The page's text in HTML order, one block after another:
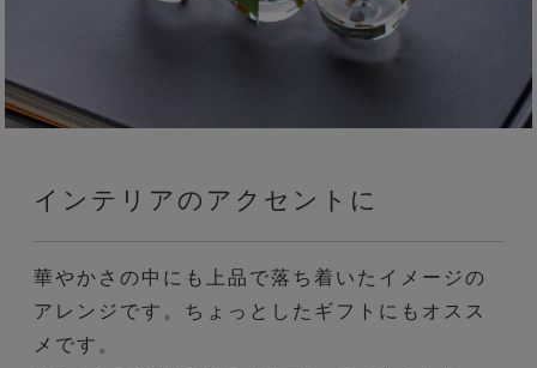
インテリアのアクセントに
華やかさの中にも上品で落ち着いたイメージの
アレンジです。ちょっとしたギフトにもオスス
メです。